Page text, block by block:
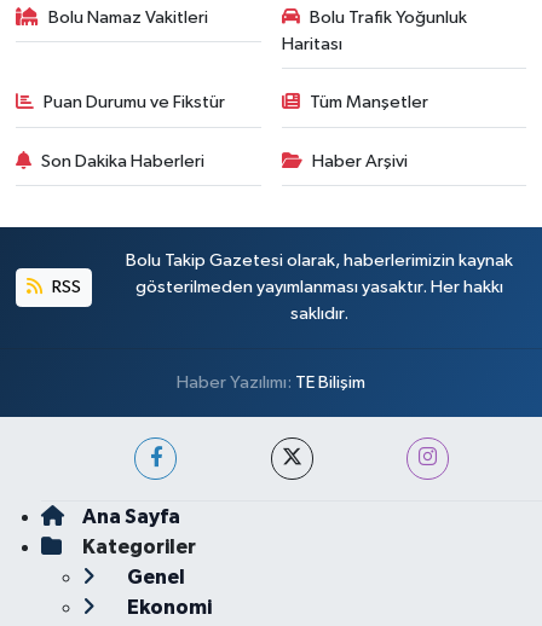
Bolu Namaz Vakitleri
Bolu Trafik Yoğunluk
Haritası
Puan Durumu ve Fikstür Tüm Manşetler
Son Dakika Haberleri Haber Arşivi
RSS
Bolu Takip Gazetesi olarak, haberlerimizin kaynak
gösterilmeden yayımlanması yasaktır. Her hakkı
saklıdır.
Haber Yazılımı: TE Bilişim
Ana Sayfa
Kategoriler
Genel
Ekonomi